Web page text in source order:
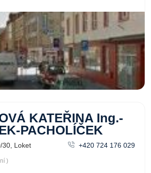
KATEŘINA Ing.-
PACHOLÍČEK
30, Loket
+420 724 176 029
)